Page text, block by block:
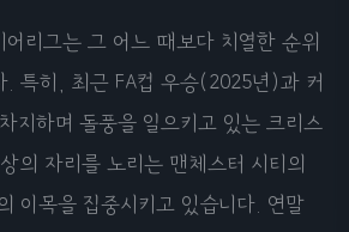
리그는 그 어느 때보다 치열한 순위
. 특히, 최근 FA컵 우승(2025년)과 커
지하며 돌풍을 일으키고 있는 크리스
의 자리를 노리는 맨체스터 시티의
이목을 집중시키고 있습니다. 연말